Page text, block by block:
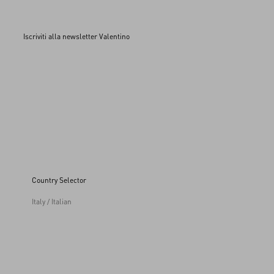
Iscriviti alla newsletter Valentino
Country Selector
Italy / Italian